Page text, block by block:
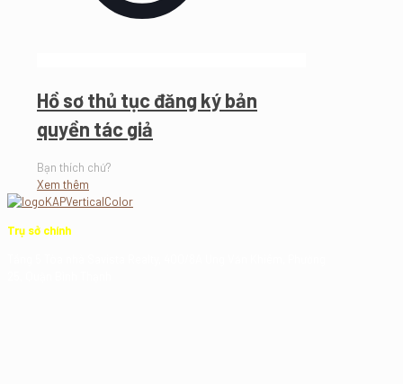
Hồ sơ thủ tục đăng ký bản
quyền tác giả
Bạn thích chứ?
Xem thêm
Trụ sở chính